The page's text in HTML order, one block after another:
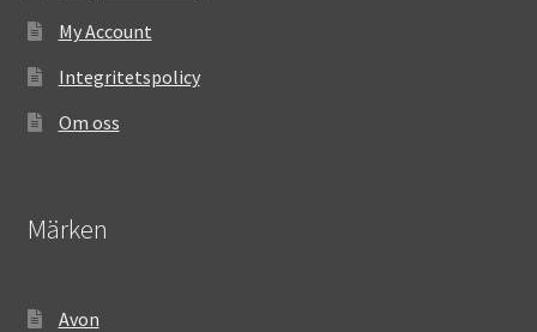
My Account
Integritetspolicy
Om oss
Märken
Avon